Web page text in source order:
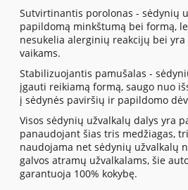
Sutvirtinantis porolonas - sėdynių
papildomą minkštumą bei formą,
nesukelia alerginių reakcijų bei
vaikams.
Stabilizuojantis pamušalas -
įgauti reikiamą formą, saugo nuo
į sėdynės paviršių ir papildomo
Visos sėdynių užvalkalų dalys yra
panaudojant šias tris medžiagas,
naudojama net sėdynių užvalkalų
galvos atramų užvalkalams, šie
garantuoja 100% kokybę.